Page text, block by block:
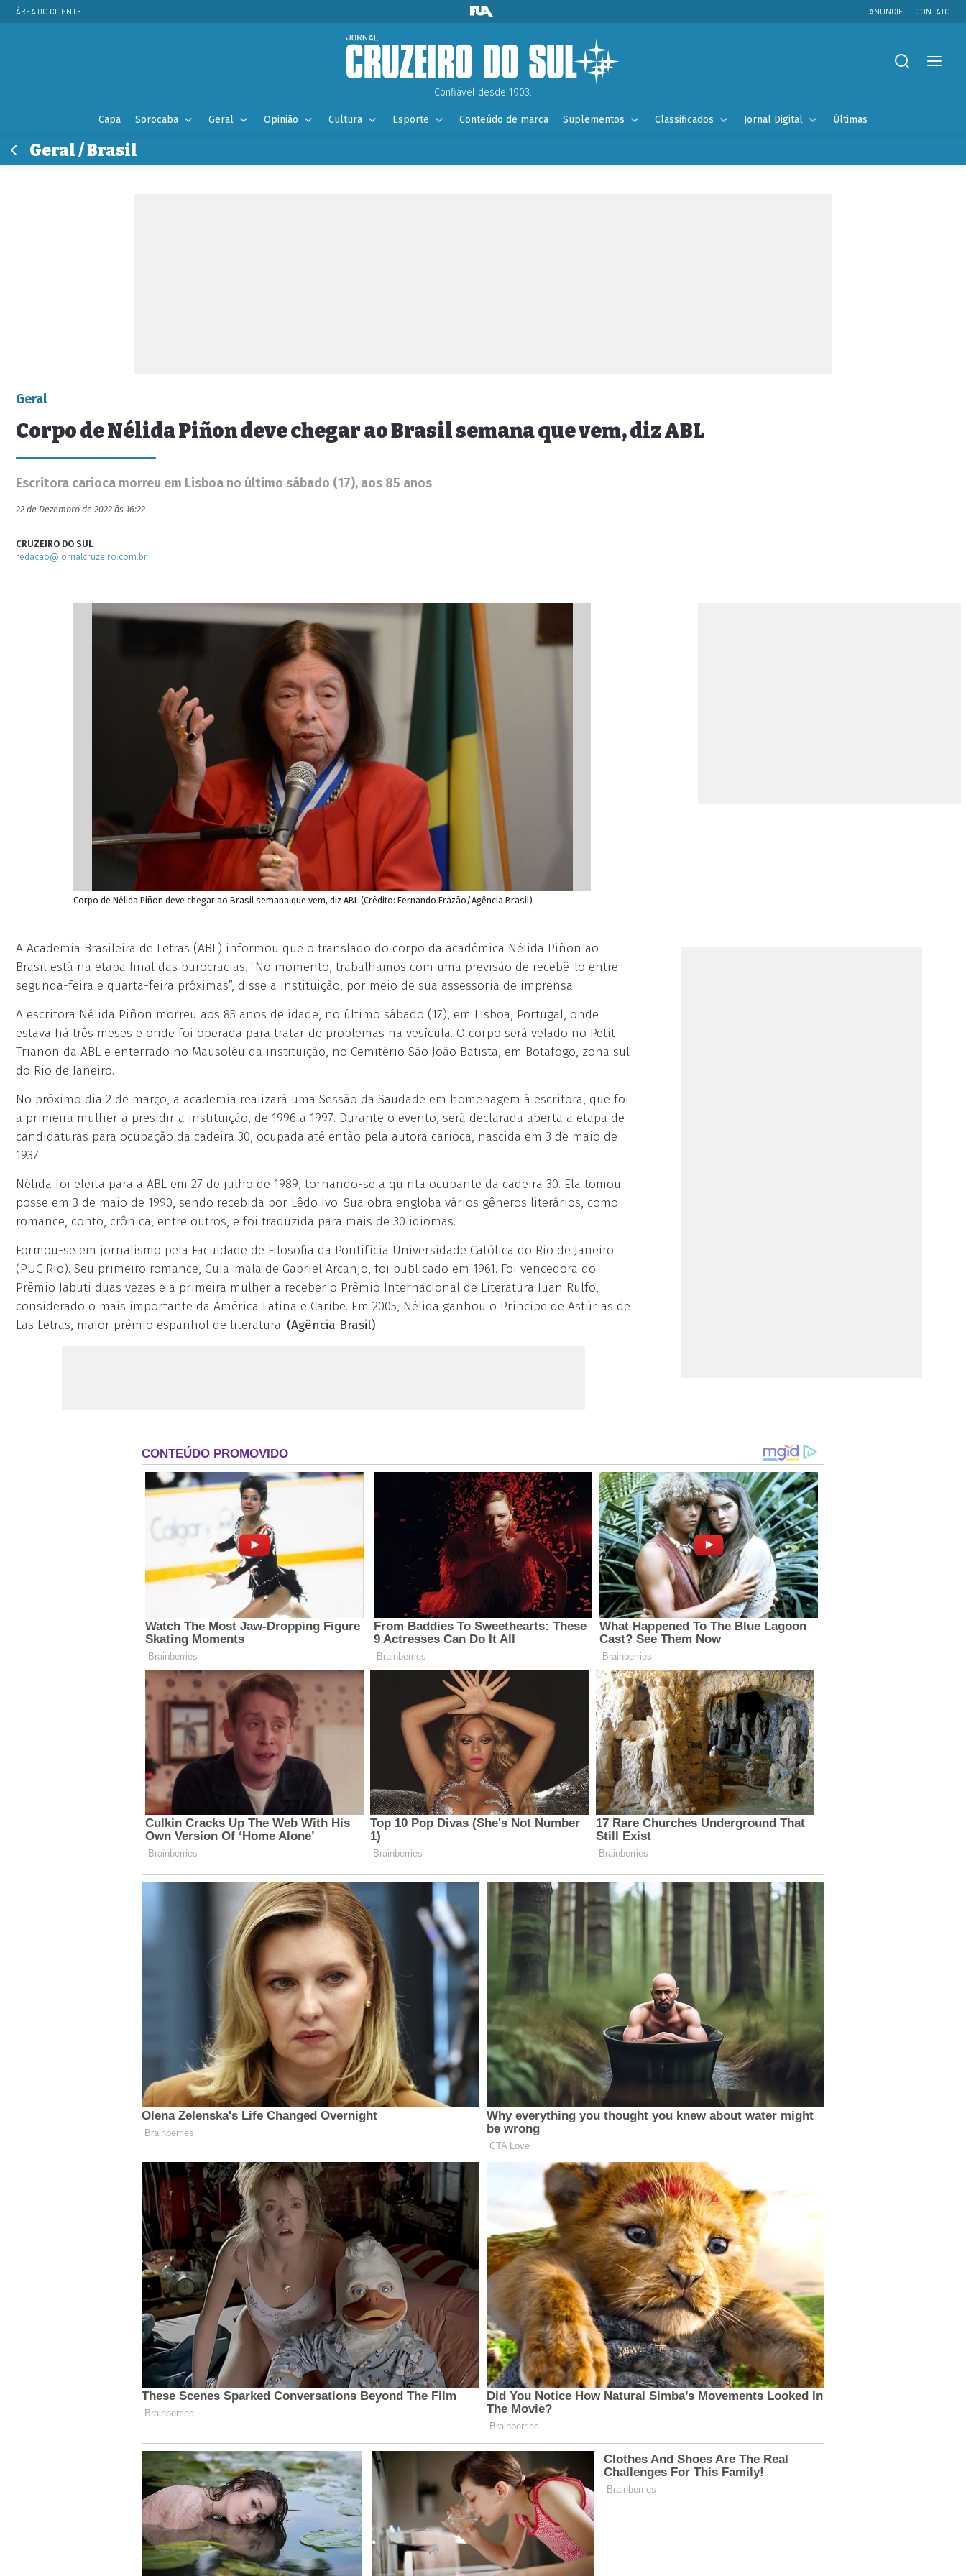
ÁREA DO CLIENTE ANUNCIE CONTATO
Confiável desde 1903.
Capa Sorocaba Geral Opinião Cultura Esporte Conteúdo de marca Suplementos Classificados Jornal Digital Últimas
Geral / Brasil
Geral
Corpo de Nélida Piñon deve chegar ao Brasil semana que vem, diz ABL
Escritora carioca morreu em Lisboa no último sábado (17), aos 85 anos
22 de Dezembro de 2022 às 16:22
CRUZEIRO DO SUL
redacao@jornalcruzeiro.com.br
Corpo de Nélida Piñon deve chegar ao Brasil semana que vem, diz ABL (Crédito: Fernando Frazão/Agência Brasil)
A Academia Brasileira de Letras (ABL) informou que o translado do corpo da acadêmica Nélida Piñon ao
Brasil está na etapa final das burocracias. "No momento, trabalhamos com uma previsão de recebê-lo entre
segunda-feira e quarta-feira próximas”, disse a instituição, por meio de sua assessoria de imprensa.
A escritora Nélida Piñon morreu aos 85 anos de idade, no último sábado (17), em Lisboa, Portugal, onde
estava há três meses e onde foi operada para tratar de problemas na vesícula. O corpo será velado no Petit
Trianon da ABL e enterrado no Mausoléu da instituição, no Cemitério São João Batista, em Botafogo, zona sul
do Rio de Janeiro.
No próximo dia 2 de março, a academia realizará uma Sessão da Saudade em homenagem à escritora, que foi
a primeira mulher a presidir a instituição, de 1996 a 1997. Durante o evento, será declarada aberta a etapa de
candidaturas para ocupação da cadeira 30, ocupada até então pela autora carioca, nascida em 3 de maio de
1937.
Nélida foi eleita para a ABL em 27 de julho de 1989, tornando-se a quinta ocupante da cadeira 30. Ela tomou
posse em 3 de maio de 1990, sendo recebida por Lêdo Ivo. Sua obra engloba vários gêneros literários, como
romance, conto, crônica, entre outros, e foi traduzida para mais de 30 idiomas.
Formou-se em jornalismo pela Faculdade de Filosofia da Pontifícia Universidade Católica do Rio de Janeiro
(PUC Rio). Seu primeiro romance, Guia-mala de Gabriel Arcanjo, foi publicado em 1961. Foi vencedora do
Prêmio Jabuti duas vezes e a primeira mulher a receber o Prêmio Internacional de Literatura Juan Rulfo,
considerado o mais importante da América Latina e Caribe. Em 2005, Nélida ganhou o Príncipe de Astúrias de
Las Letras, maior prêmio espanhol de literatura. (Agência Brasil)